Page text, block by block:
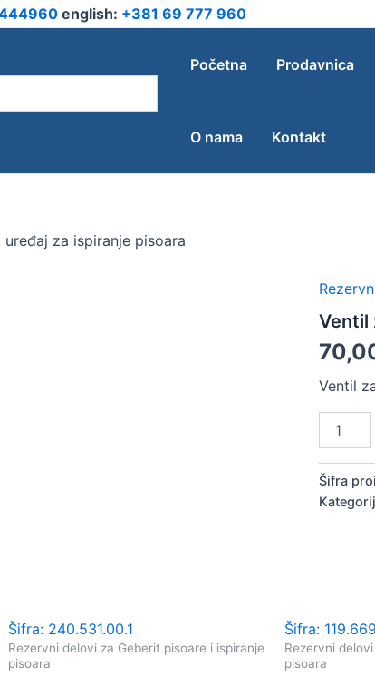
english: +381 69 777 960
Početna Prodavnica
O nama Kontakt
za ispiranje pisoara
Ventil
Ventil
Ventil
Geberit
uređaj
za
ispiranje
količina
Šifra
Šifra: 240.531.00.1
Rezervni delovi za Geberit pisoare i ispiranje
pisoara
Šifra:
Rezervni
pisoara